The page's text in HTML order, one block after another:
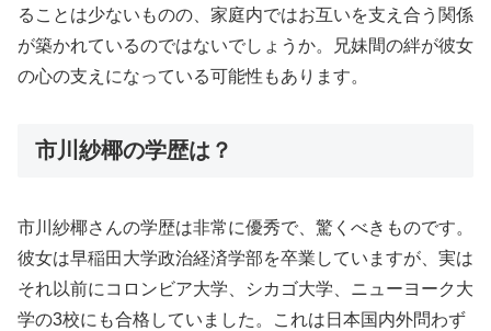
ることは少ないものの、家庭内ではお互いを支え合う関係
が築かれているのではないでしょうか。兄妹間の絆が彼女
の心の支えになっている可能性もあります。
市川紗椰の学歴は？
市川紗椰さんの学歴は非常に優秀で、驚くべきものです。
彼女は早稲田大学政治経済学部を卒業していますが、実は
それ以前にコロンビア大学、シカゴ大学、ニューヨーク大
学の3校にも合格していました。これは日本国内外問わず